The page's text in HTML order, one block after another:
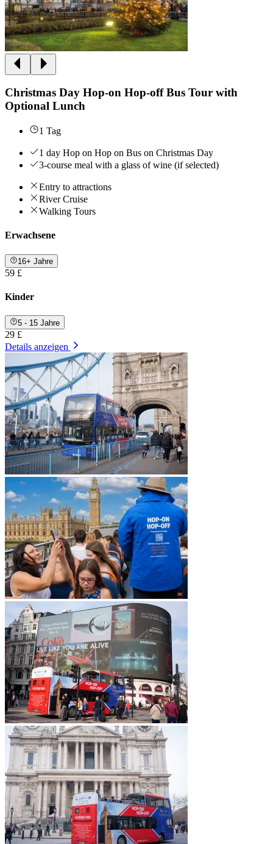
Christmas Day Hop-on Hop-off Bus Tour with
Optional Lunch
1 Tag
1 day Hop on Hop on Bus on Christmas Day
3-course meal with a glass of wine (if selected)
Entry to attractions
River Cruise
Walking Tours
Erwachsene
16+ Jahre
59 £
Kinder
5 - 15 Jahre
29 £
Details anzeigen